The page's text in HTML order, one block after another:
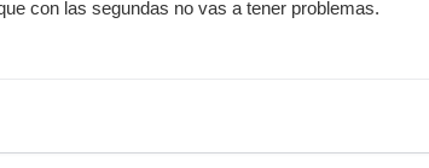
con las segundas no vas a tener problemas.